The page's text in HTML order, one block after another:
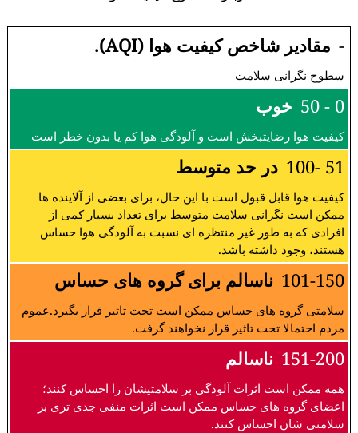
- مقادیر شاخص کیفیت هوا (AQI).
سطوح نگرانی سلامت
0 - 50 خوب
کیفیت هوا رضایتبخش است و آلودگی هوا کم یا بدون خطر است
51 -100 در حد متوسط
کیفیت هوا قابل قبول است با این حال، برای بعضی از آلاینده ها
ممکن است نگرانی سلامت متوسط برای تعداد بسیار کمی از
افرادی که به طور غیر منتظره ای نسبت به آلودگی هوا حساس
هستند، وجود داشته باشد.
101-150 ناسالم برای گروه های حساس
سلامتی گروه های حساس ممکن است تحت تاثیر قرار بگیرد.عموم
مردم احتمالا تحت تاثیر قرار نخواهند گرفت.
151-200 ناسالم
همه ممکن است اثرات آلودگی بر سلامتیشان را احساس کنند؛
اعضای گروه های حساس ممکن است اثرات منفی جدی تری بر
سلامتی شان احساس کنند.